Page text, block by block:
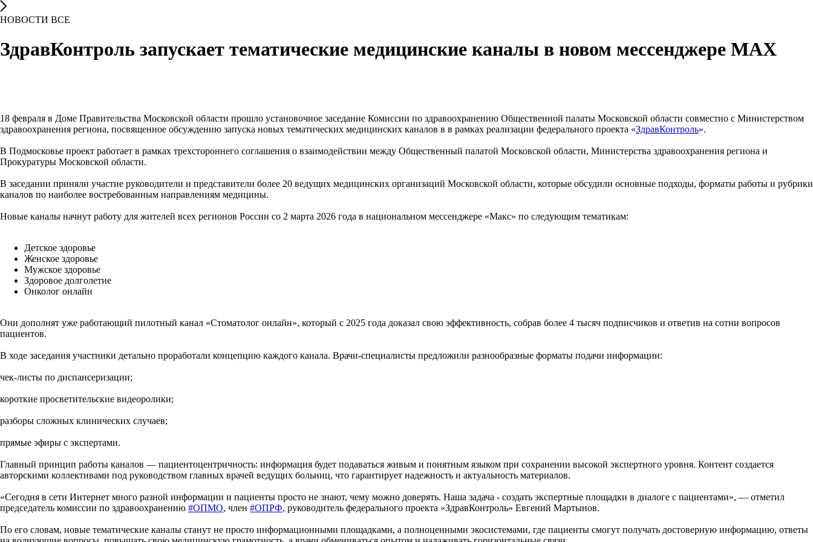
НОВОСТИ ВСЕ
ЗдравКонтроль запускает тематические медицинские каналы в новом мессенджере MAX
18 февраля в Доме Правительства Московской области прошло установочное заседание Комиссии по здравоохранению Общественной палаты Московской области совместно с Министерством
здравоохранения региона, посвященное обсуждению запуска новых тематических медицинских каналов в в рамках реализации федерального проекта «ЗдравКонтроль».
В Подмосковье проект работает в рамках трехстороннего соглашения о взаимодействии между Общественный палатой Московской области, Министерства здравоохранения региона и
Прокуратуры Московской области.
В заседании приняли участие руководители и представители более 20 ведущих медицинских организаций Московской области, которые обсудили основные подходы, форматы работы и рубрики
каналов по наиболее востребованным направлениям медицины.
Новые каналы начнут работу для жителей всех регионов России со 2 марта 2026 года в национальном мессенджере «Макс» по следующим тематикам:
Детское здоровье
Женское здоровье
Мужское здоровье
Здоровое долголетие
Онколог онлайн
Они дополнят уже работающий пилотный канал «Стоматолог онлайн», который с 2025 года доказал свою эффективность, собрав более 4 тысяч подписчиков и ответив на сотни вопросов
пациентов.
В ходе заседания участники детально проработали концепцию каждого канала. Врачи-специалисты предложили разнообразные форматы подачи информации:
чек-листы по диспансеризации;
короткие просветительские видеоролики;
разборы сложных клинических случаев;
прямые эфиры с экспертами.
Главный принцип работы каналов — пациентоцентричность: информация будет подаваться живым и понятным языком при сохранении высокой экспертного уровня. Контент создается
авторскими коллективами под руководством главных врачей ведущих больниц, что гарантирует надежность и актуальность материалов.
«Сегодня в сети Интернет много разной информации и пациенты просто не знают, чему можно доверять. Наша задача - создать экспертные площадки в диалоге с пациентами», — отметил
председатель комиссии по здравоохранению #ОПМО, член #ОПРФ, руководитель федерального проекта «ЗдравКонтроль» Евгений Мартынов.
По его словам, новые тематические каналы станут не просто информационными площадками, а полноценными экосистемами, где пациенты смогут получать достоверную информацию, ответы